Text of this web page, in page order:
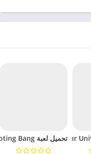
تحميل لعبة Tank Shooting Bang مهكرة للاندرويد 2024